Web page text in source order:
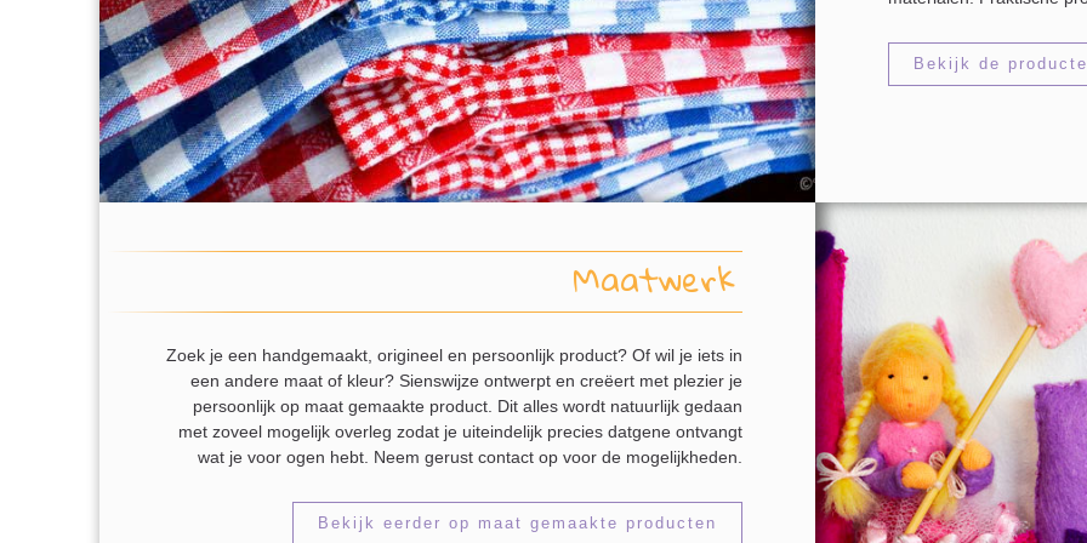
Bekijk de
Maatwerk
Zoek je een handgemaakt, origineel en persoonlijk product? Of wil je iets in
een andere maat of kleur? Sienswijze ontwerpt en creëert met plezier je
persoonlijk op maat gemaakte product. Dit alles wordt natuurlijk gedaan
met zoveel mogelijk overleg zodat je uiteindelijk precies datgene ontvangt
wat je voor ogen hebt. Neem gerust contact op voor de mogelijkheden.
Bekijk eerder op maat gemaakte producten